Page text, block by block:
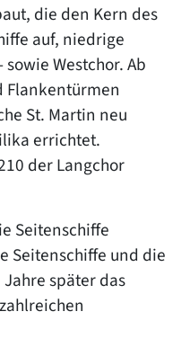
die den Kern des
auf, niedrige
Westchor. Ab
Flankentürmen
St. Martin neu
errichtet.
der Langchor
Seitenschiffe
Seitenschiffe und die
später das